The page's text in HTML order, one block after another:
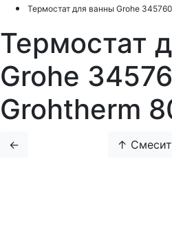
Термостат для ванны Grohe
Термостат
Grohe
Grohtherm
← ↑